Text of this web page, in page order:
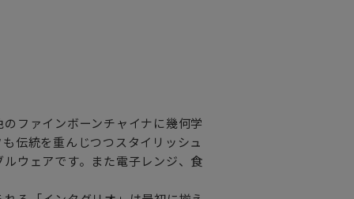
ファインボーンチャイナに幾何学
伝統を重んじつつスタイリッシュ
ウェアです。また電子レンジ、食